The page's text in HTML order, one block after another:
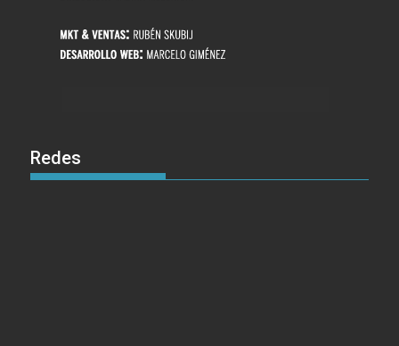
Redes